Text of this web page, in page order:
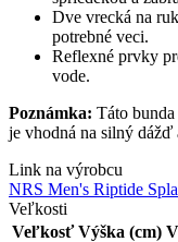
Dve vrecká na
potrebné veci.
Reflexné prvky
vode.
Poznámka: Táto
je vhodná na silný dážď
Link na výrobcu
NRS Men's Riptide
Veľkosti
Veľkosť Výška (cm)